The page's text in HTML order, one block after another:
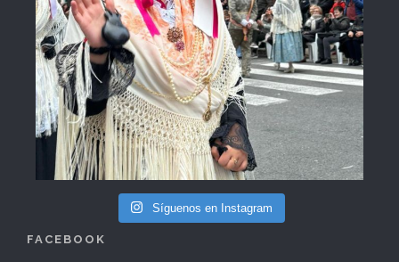
Síguenos en Instagram
FACEBOOK